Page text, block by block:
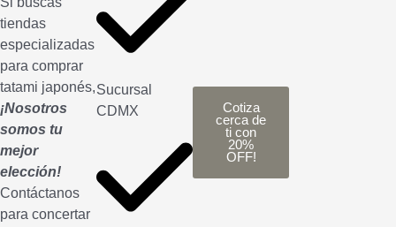
tiendas
especializadas
para comprar
tatami japonés,
¡Nosotros
somos tu
mejor
elección!
Contáctanos
para concertar
Sucursal
CDMX
Cotiza
cerca de
ti con
20%
OFF!